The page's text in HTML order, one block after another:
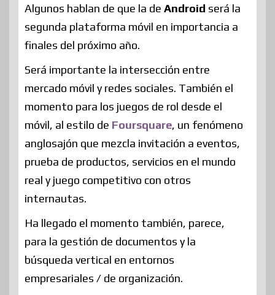
Algunos hablan de que la de Android será la
segunda plataforma móvil en importancia a
finales del próximo año.
Será importante la intersección entre
mercado móvil y redes sociales. También el
momento para los juegos de rol desde el
móvil, al estilo de Foursquare, un fenómeno
anglosajón que mezcla invitación a eventos,
prueba de productos, servicios en el mundo
real y juego competitivo con otros
internautas.
Ha llegado el momento también, parece,
para la gestión de documentos y la
búsqueda vertical en entornos
empresariales / de organización.